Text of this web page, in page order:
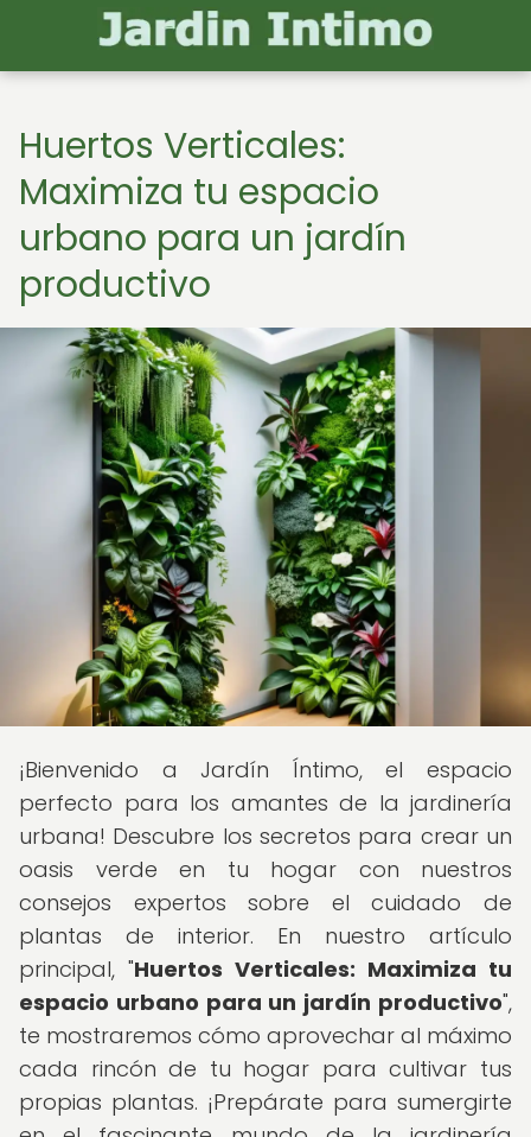
Huertos Verticales:
Maximiza tu espacio
urbano para un jardín
productivo
¡Bienvenido a Jardín Íntimo, el espacio
perfecto para los amantes de la jardinería
urbana! Descubre los secretos para crear un
oasis verde en tu hogar con nuestros
consejos expertos sobre el cuidado de
plantas de interior. En nuestro artículo
principal, "Huertos Verticales: Maximiza tu
espacio urbano para un jardín productivo",
te mostraremos cómo aprovechar al máximo
cada rincón de tu hogar para cultivar tus
propias plantas. ¡Prepárate para sumergirte